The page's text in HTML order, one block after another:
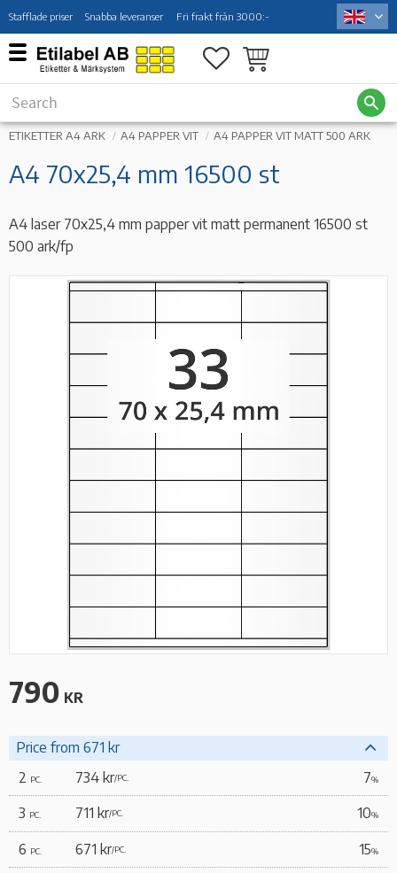
Menu
Stafflade priser Snabba leveranser Fri frakt från 3000:-
Favorites
Basket
ETIKETTER A4 ARK A4 PAPPER VIT A4 PAPPER VIT MATT 500 ARK
A4 70x25,4 mm 16500 st
A4 laser 70x25,4 mm papper vit matt permanent 16500 st
500 ark/fp
790 KR
Price from 671 kr
2 PC. 734 kr/PC. 7%
3 PC. 711 kr/PC. 10%
6 PC. 671 kr/PC. 15%